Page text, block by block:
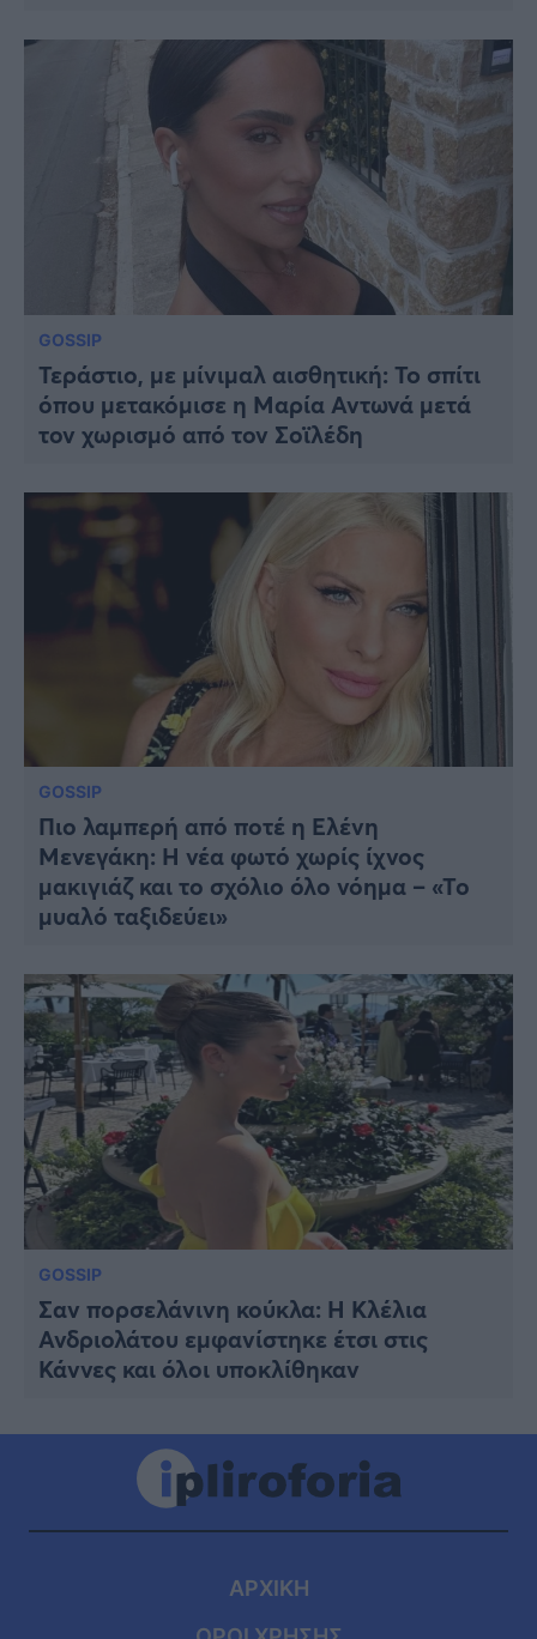
GOSSIP
Τεράστιο, με μίνιμαλ αισθητική: To σπίτι
όπου μετακόμισε η Μαρία Αντωνά μετά
τον χωρισμό από τον Σοϊλέδη
GOSSIP
Πιο λαμπερή από ποτέ η Ελένη
Μενεγάκη: Η νέα φωτό χωρίς ίχνος
μακιγιάζ και το σχόλιο όλο νόημα – «Το
μυαλό ταξιδεύει»
GOSSIP
Σαν πορσελάνινη κούκλα: Η Κλέλια
Ανδριολάτου εμφανίστηκε έτσι στις
Κάννες και όλοι υποκλίθηκαν
ΑΡΧΙΚΗ